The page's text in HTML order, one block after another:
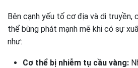
Bên cạnh yếu tố cơ địa và di truyền,
thể bùng phát mạnh mẽ khi có sự
như:
Cơ thể bị nhiễm tụ cầu vàng: